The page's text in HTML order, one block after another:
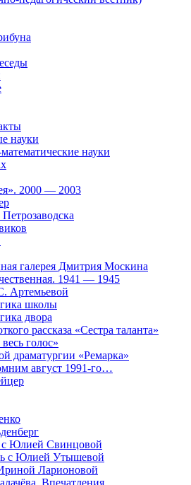
науки
науки
2000 — 2003
галерея Дмитрия Москина
1941 — 1945
Артемьевой
школы
двора
рассказа «Сестра таланта»
голос»
драматургии «Ремарка»
август 1991-го…
с Юлией Свинцовой
с Юлией Утышевой
Ларионовой